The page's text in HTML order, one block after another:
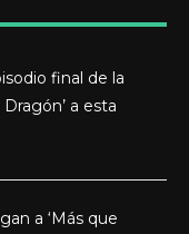
final de la
a esta
a ‘Más que